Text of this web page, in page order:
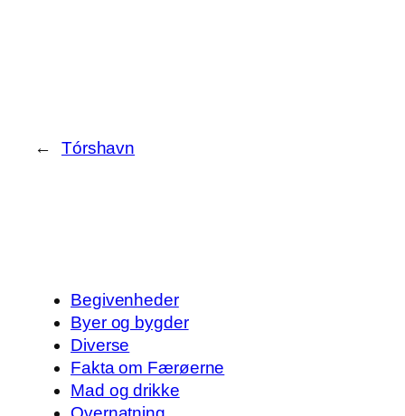
← Tórshavn
Begivenheder
Byer og bygder
Diverse
Fakta om Færøerne
Mad og drikke